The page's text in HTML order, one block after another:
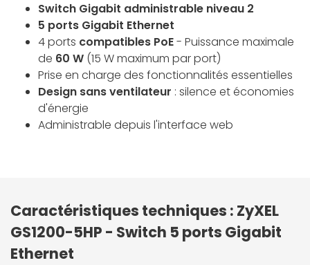
Switch Gigabit administrable niveau 2
5 ports Gigabit Ethernet
4 ports compatibles PoE- Puissance maximale
de 60 W (15 W maximum par port)
Prise en charge des fonctionnalités essentielles
Design sans ventilateur : silence et économies
d'énergie
Administrable depuis l'interface web
Caractéristiques techniques : ZyXEL
GS1200-5HP - Switch 5 ports Gigabit
Ethernet